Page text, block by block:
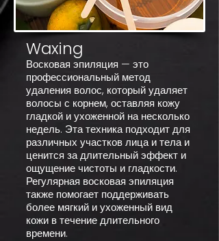
Waxing
Восковая эпиляция — это
профессиональный метод
удаления волос, который удаляет
волосы с корнем, оставляя кожу
гладкой и ухоженной на несколько
недель. Эта техника подходит для
различных участков лица и тела и
ценится за длительный эффект и
ощущение чистоты и гладкости.
Регулярная восковая эпиляция
также помогает поддерживать
более мягкий и ухоженный вид
кожи в течение длительного
времени.